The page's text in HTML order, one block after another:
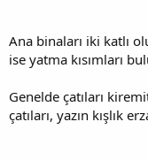
Ana binaları iki katlı
ise yatma kısımları
Genelde çatıları
çatıları, yazın kışlık